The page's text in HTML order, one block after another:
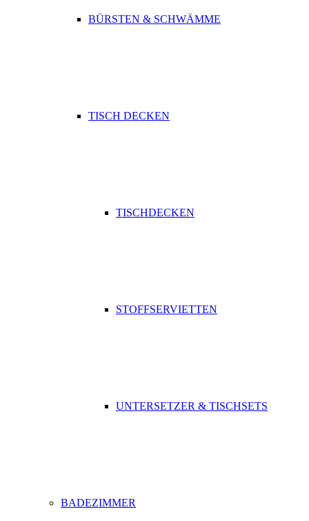
BÜRSTEN & SCHWÄMME
TISCH DECKEN
TISCHDECKEN
STOFFSERVIETTEN
UNTERSETZER & TISCHSETS
BADEZIMMER